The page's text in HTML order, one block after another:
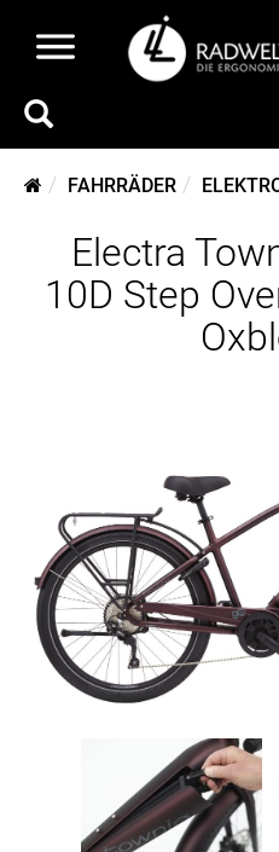
FAHRRÄDER
Electra
10D Step